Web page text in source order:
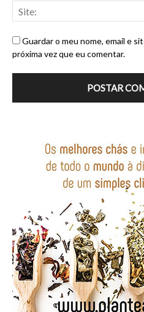
Guardar o meu nome, email e
próxima vez que eu comentar.